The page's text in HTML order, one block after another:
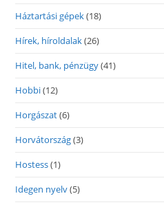
Háztartási gépek(18)
Hírek, híroldalak(26)
Hitel, bank, pénzügy(41)
Hobbi(12)
Horgászat(6)
Horvátország(3)
Hostess(1)
Idegen nyelv(5)